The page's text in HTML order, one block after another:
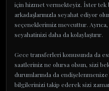
için hizmet vermekteyiz. İster tek
arkadaşlarınızla seyahat ediyor
seçeneklerimiz mevcuttur. Ayrıca,
seyahatinizi daha da kolaylaştırır.
Gece transferleri konusunda da
saatleriniz ne olursa olsun, sizi
durumlarında da
bilgilerinizi takip ederek sizi